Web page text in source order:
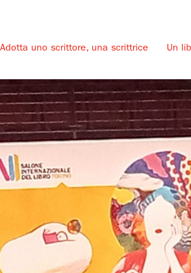
Adotta uno scrittore, una scrittrice Un